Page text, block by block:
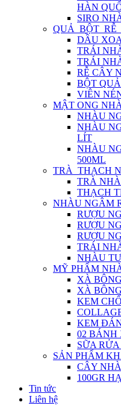
HÀN
SIRO
DẦU
TRÁI
TRÁI
RỄ CÂY
BỘT
VIÊN
MẬT ONG
NHÀU
NHÀU
LÍT
NHÀU
500ML
TRÀ_THẠCH
TRÀ
THẠCH
NHÀU NGÂM
RƯỢU
RƯỢU
RƯỢU
TRÁI
NHÀU
MỸ PHẨM
XÀ
XÀ
KEM
KEM
02 BÁNH
SỮA
SẢN PHẨM
CÂY
100GR
Tin tức
Liên hệ